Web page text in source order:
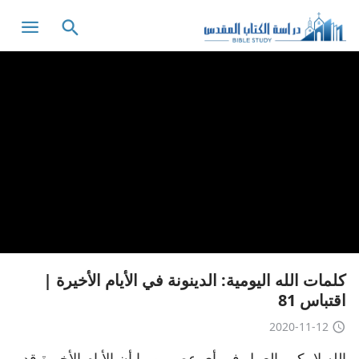
كلمات الله اليومية: الدينونة في الأيام الأخيرة |
اقتباس 81
2020-11-12